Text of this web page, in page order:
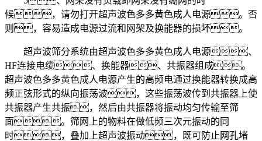
候，请勿打开超声波色多多黄色成人电源。否
则，容易造成电源过流和网架及换能器的损坏。
超声波筛分系统由超声波色多多黄色成人电源、
HF连接电缆、换能器、共振器组成。
超声波色多多黄色成人电源产生的高频电通过换能器转换成高
频正弦形式的纵向振荡波，这些振荡波传到共振器上使
共振器产生共振，然后由共振器将振动均匀传输至筛
面。筛网上的物料在做低频三次元振动的同
时，叠加上超声波振动，既可防止网孔堵